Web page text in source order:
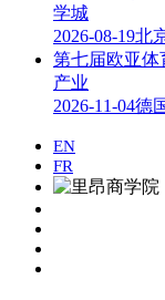
学城
2026-08-19北
第七届欧亚体
产业
2026-11-04德
EN
FR